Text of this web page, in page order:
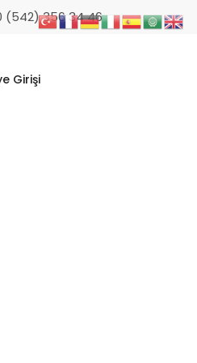
(542) 356 34 46
Girişi